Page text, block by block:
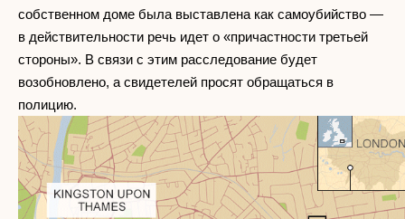
собственном доме была выставлена как самоубийство —
в действительности речь идет о «причастности третьей
стороны». В связи с этим расследование будет
возобновлено, а свидетелей просят обращаться в
полицию.